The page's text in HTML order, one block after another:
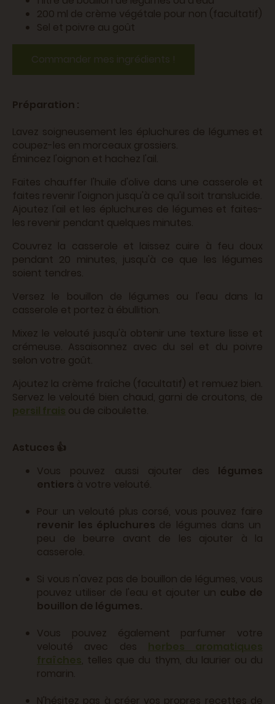
200 ml de crème végétale pour non (facultatif)
Sel et poivre au goût
Commander mes ingrédients !
Préparation :
Lavez soigneusement les épluchures de légumes et
coupez-les en morceaux grossiers.
Émincez l'oignon et hachez l'ail.
Faites chauffer l'huile d'olive dans une casserole et
faites revenir l'oignon jusqu'à ce qu'il soit translucide.
Ajoutez l'ail et les épluchures de légumes et faites-
les revenir pendant quelques minutes.
Couvrez la casserole et laissez cuire à feu doux
pendant 20 minutes, jusqu'à ce que les légumes
soient tendres.
Versez le bouillon de légumes ou l'eau dans la
casserole et portez à ébullition.
Mixez le velouté jusqu'à obtenir une texture lisse et
crémeuse. Assaisonnez avec du sel et du poivre
selon votre goût.
Ajoutez la crème fraîche (facultatif) et remuez bien.
Servez le velouté bien chaud, garni de croutons, de
persil frais ou de ciboulette.
Astuces 👍
Vous pouvez aussi ajouter des légumes
entiers à votre velouté.
Pour un velouté plus corsé, vous pouvez faire
revenir les épluchures de légumes dans un
peu de beurre avant de les ajouter à la
casserole.
Si vous n'avez pas de bouillon de légumes, vous
pouvez utiliser de l'eau et ajouter un cube de
bouillon de légumes.
Vous pouvez également parfumer votre
velouté avec des herbes aromatiques
fraîches, telles que du thym, du laurier ou du
romarin.
N'hésitez pas à créer vos propres recettes de